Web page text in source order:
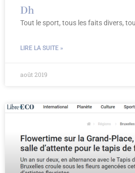
Dh
Tout le sport, tous les faits divers,
LIRE LA SUITE »
août 2019